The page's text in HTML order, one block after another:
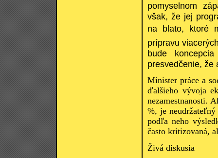
pomyselnom
však, že jej
na blato, ktoré
prípravu
bude
presvedčenie, že
Minister práce a
ďalšieho vývoja
nezamestnanosti.
%, je
podľa neho
často kritizovaná,
Živá diskusia